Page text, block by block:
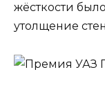
жёсткости
утолщение